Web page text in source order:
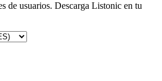
de usuarios. Descarga Listonic en tu